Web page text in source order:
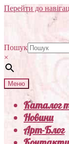
Перейти до
Пошук
×
Меню
Каталог
Новини
Арт-Блог